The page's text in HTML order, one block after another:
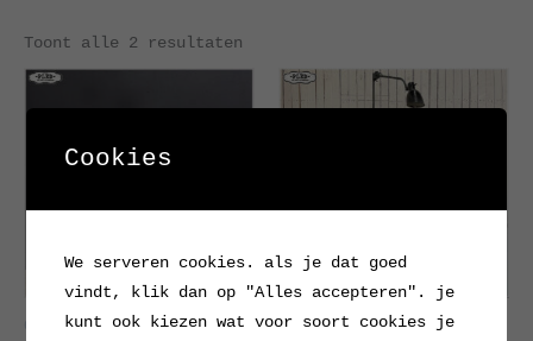
Toont alle 2 resultaten
Oude industriële
Industriele werkbank cq
Cookies
We serveren cookies. als je dat goed
vindt, klik dan op "Alles accepteren". je
kunt ook kiezen wat voor soort cookies je